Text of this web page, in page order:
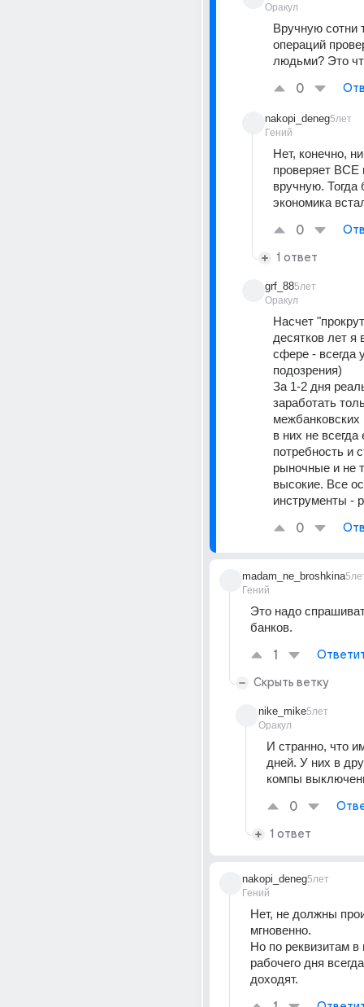
Оракул
Вручную сотни
операций
людьми? Это
0
nakopi_deneg
Гений
5лет
Нет, конечно,
проверяет ВСЕ
вручную. Тогда
экономика
0
1 ответ
grf_88
Оракул
5лет
Насчет
десятков лет я
сфере - всегда
подозрения)
За 1-2 дня
заработать
межбанковских
в них не всегда
потребность и
рыночные и не
высокие. Все
инструменты -
0
madam_ne_broshkina
Гений
Это надо
банков.
1
Скрыть ветку
nike_mike
Оракул
5лет
И странно, что
дней. У них в
компы
0
1 ответ
nakopi_deneg
Гений
5лет
Нет, не должны
мгновенно.
Но по реквизитам в
рабочего дня
доходят.